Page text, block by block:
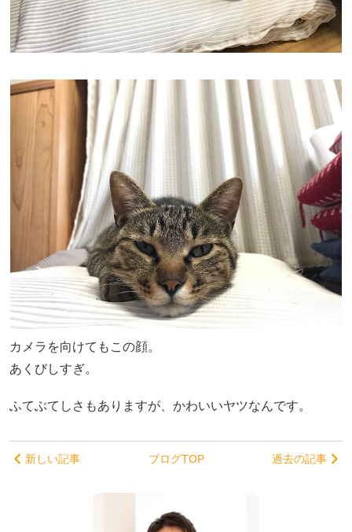
カメラを向けてもこの顔。
あくびしすぎ。
ふてぶてしさもありますが、かわいいヤツなんです。
新しい記事 ブログTOP 過去の記事